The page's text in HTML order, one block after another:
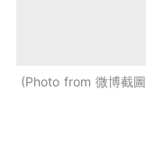
Photo from 微博截圖